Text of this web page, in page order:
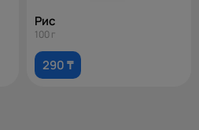
Рис
100 г
290 ₸